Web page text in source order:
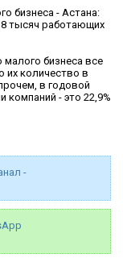
бизнеса - Астана:
тысяч работающих
малого бизнеса все
их количество в
в годовой
компаний - это 22,9%
-